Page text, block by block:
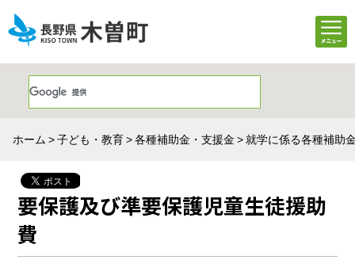
ホーム 子ども・教育 各種補助金・支援金 就学に係る各種補助
要保護及び準要保護児童生徒援助
費